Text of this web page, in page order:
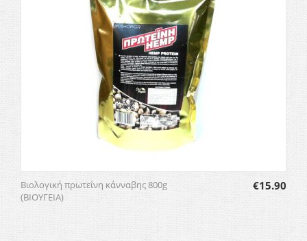
Βιολογική πρωτεΐνη κάνναβης 800g
(ΒΙΟΥΓΕΙΑ)
€15.90